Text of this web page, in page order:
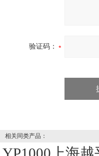
验证码：
相关同类产品：